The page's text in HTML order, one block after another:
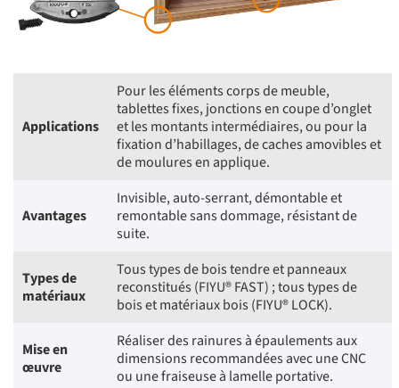
Applications
Pour les éléments corps de meuble,
tablettes fixes, jonctions en coupe d’onglet
et les montants intermédiaires, ou pour la
fixation d’habillages, de caches amovibles et
de moulures en applique.
Avantages
Invisible, auto-serrant, démontable et
remontable sans dommage, résistant de
suite.
Types de
matériaux
Tous types de bois tendre et panneaux
reconstitués (FIYU® FAST) ; tous types de
bois et matériaux bois (FIYU® LOCK).
Mise en
œuvre
Réaliser des rainures à épaulements aux
dimensions recommandées avec une CNC
ou une fraiseuse à lamelle portative.